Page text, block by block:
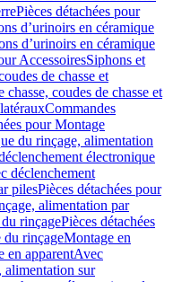
Pièces détachées pour
d’urinoirs en céramique
d’urinoirs en céramique
AccessoiresSiphons et
de chasse et
chasse, coudes de chasse et
Commandes
pour Montage
du rinçage, alimentation
électronique
déclenchement
pilesPièces détachées pour
alimentation par
rinçagePièces détachées
du rinçageMontage en
en apparentAvec
alimentation sur